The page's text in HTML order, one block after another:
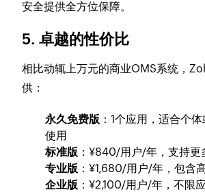
安全提供全方位保障。
5. 卓越的性价比
相比动辄上万元的商业OMS系统，
供：
永久免费版 ：1个应用，适合个
使用
标准版 ：¥840/用户/年，支持更
专业版 ：¥1,680/用户/年，包含
企业版 ：¥2,100/用户/年，不限